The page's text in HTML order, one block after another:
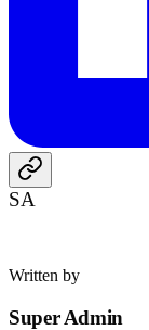
SA
Written by
Super Admin